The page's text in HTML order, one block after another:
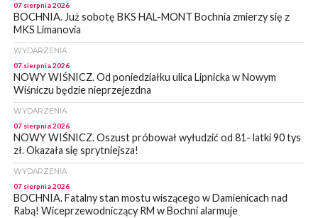
07 sierpnia 2026
BOCHNIA. Już sobotę BKS HAL-MONT Bochnia zmierzy się z
MKS Limanovia
WYDARZENIA
07 sierpnia 2026
NOWY WIŚNICZ. Od poniedziałku ulica Lipnicka w Nowym
Wiśniczu będzie nieprzejezdna
WYDARZENIA
07 sierpnia 2026
NOWY WIŚNICZ. Oszust próbował wyłudzić od 81- latki 90 tys
zł. Okazała się sprytniejsza!
WYDARZENIA
07 sierpnia 2026
BOCHNIA. Fatalny stan mostu wiszącego w Damienicach nad
Rabą! Wiceprzewodniczący RM w Bochni alarmuje